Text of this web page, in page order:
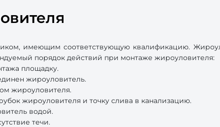
имеющим соответствующую квалификацию.
порядок действий при монтаже жироуловителя:
площадку.
жироуловитель.
жироуловителя.
жироуловителя и точку слива в канализацию.
водой.
течи.